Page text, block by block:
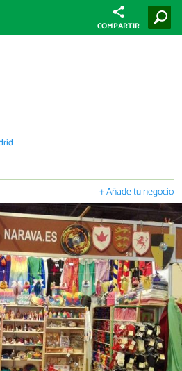
COMPARTIR
+ Añade tu negocio